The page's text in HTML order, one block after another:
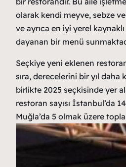
olarak kendi meyve, sebze
ve ayrıca en iyi yerel
dayanan bir menü
Seçkiye yeni eklenen
sıra, derecelerini bir yıl
birlikte 2025 seçkisinde yer
restoran sayısı İstanbul’da
Muğla’da 5 olmak üzere